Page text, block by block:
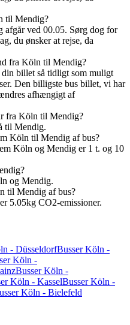
til Mendig?
afgår ved 00.05. Sørg dog for
du ønsker at rejse, da
fra Köln til Mendig?
billet så tidligt som muligt
Den billigste bus billet, vi har
afhængigt af
fra Köln til Mendig?
til Mendig.
Köln til Mendig af bus?
Köln og Mendig er 1 t. og 10
og Mendig.
til Mendig af bus?
5.05kg CO2-emissioner.
- DüsseldorfBusser Köln -
Köln -
Busser Köln -
Köln - KasselBusser Köln -
Köln - Bielefeld